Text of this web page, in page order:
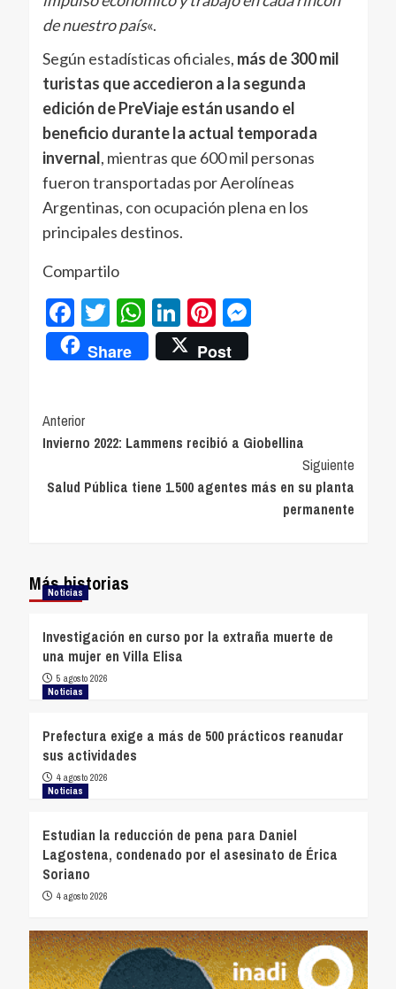
de nuestro país«.
Según estadísticas oficiales, más de 300 mil
turistas que accedieron a la segunda
edición de PreViaje están usando el
beneficio durante la actual temporada
invernal, mientras que 600 mil personas
fueron transportadas por Aerolíneas
Argentinas, con ocupación plena en los
principales destinos.
Compartilo
Facebook
Twitter
WhatsApp
LinkedIn
Pinterest
Messenger
Share Post
Navegación
de
entradas
Anterior
Invierno 2022: Lammens recibió a Giobellina
Siguiente
Salud Pública tiene 1.500 agentes más en su planta
permanente
Más historias
Noticias
Investigación en curso por la extraña muerte de
una mujer en Villa Elisa
5 agosto 2026
Noticias
Prefectura exige a más de 500 prácticos reanudar
sus actividades
4 agosto 2026
Noticias
Estudian la reducción de pena para Daniel
Lagostena, condenado por el asesinato de Érica
Soriano
4 agosto 2026